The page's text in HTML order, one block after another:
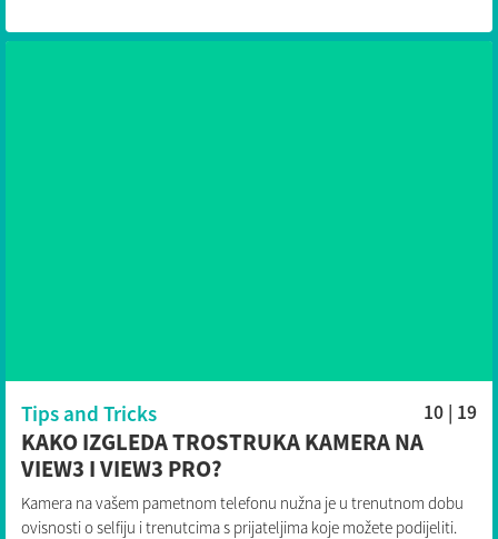
Tips and Tricks 10 | 19
KAKO IZGLEDA TROSTRUKA KAMERA NA
VIEW3 I VIEW3 PRO?
Kamera na vašem pametnom telefonu nužna je u trenutnom dobu
ovisnosti o selfiju i trenutcima s prijateljima koje možete podijeliti.